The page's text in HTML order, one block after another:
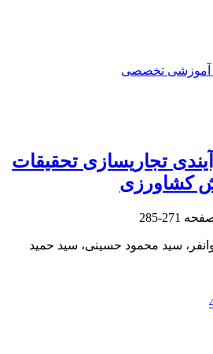
آموزشی تخصصی
تجاریسازی تحقیقات
کشاورزی
271-285
سید محمود حسینی، سید حمید